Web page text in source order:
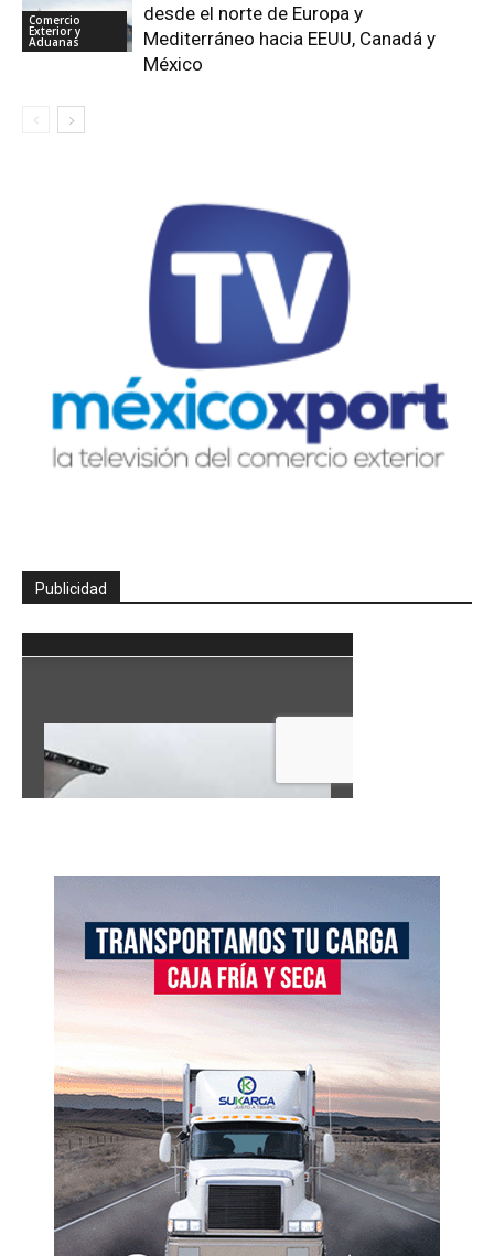
Comercio
Exterior y
Aduanas
desde el norte de Europa y
Mediterráneo hacia EEUU, Canadá y
México
Publicidad